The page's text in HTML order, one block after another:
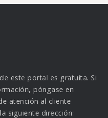
este portal es gratuita. Si
póngase en
atención al cliente
siguiente dirección: